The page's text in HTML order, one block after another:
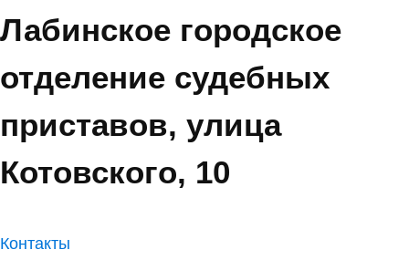
Лабинское городское
отделение судебных
приставов, улица
Котовского, 10
Контакты